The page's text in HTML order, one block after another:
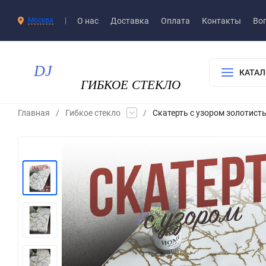
Москва О нас Доставка​ Оплата Контакты
Главная / Гибкое стекло / Скатерть с узором